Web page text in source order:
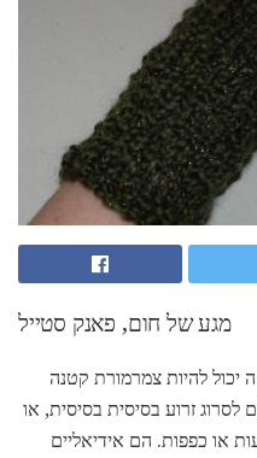
מגע של חום, פאנק סטייל
יכול להיות צמרמורת קטנה
זרוע בסיסית בסיסית, או
או כפפות. הם אידיאליים